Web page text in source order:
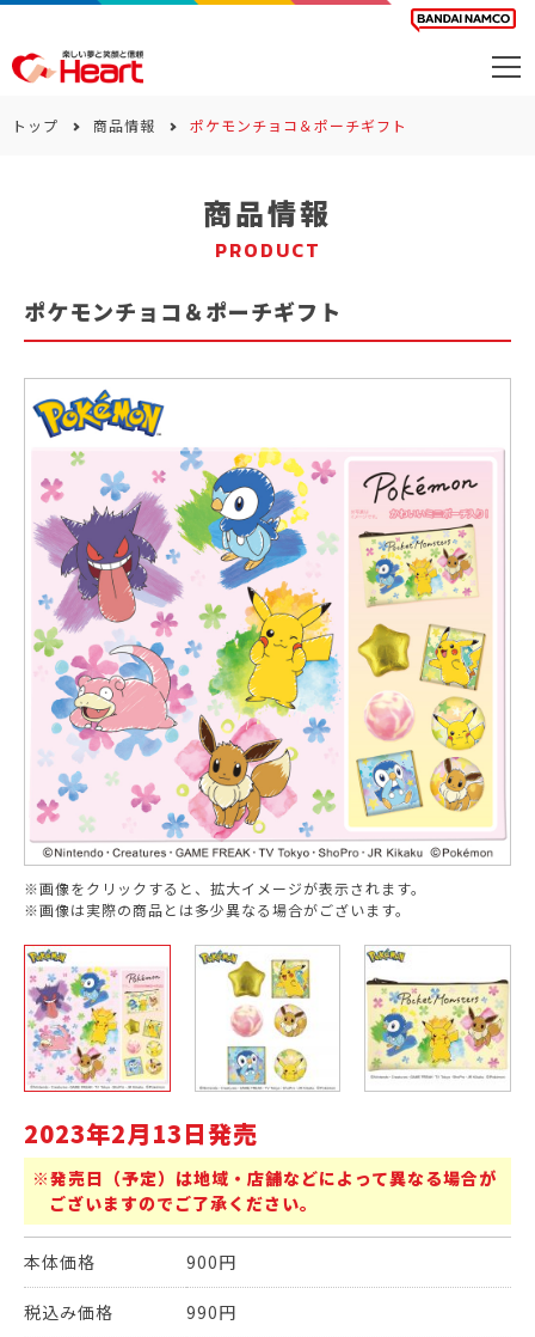
サステナビリティ
トップ 商品情報 ポケモンチョコ＆ポーチギフト
商品情報
PRODUCT
ポケモンチョコ＆ポーチギフト
※画像をクリックすると、拡大イメージが表示されます。
※画像は実際の商品とは多少異なる場合がございます。
2023年2月13日発売
※発売日（予定）は地域・店舗などによって異なる場合が
ございますのでご了承ください。
本体価格 900円
税込み価格 990円